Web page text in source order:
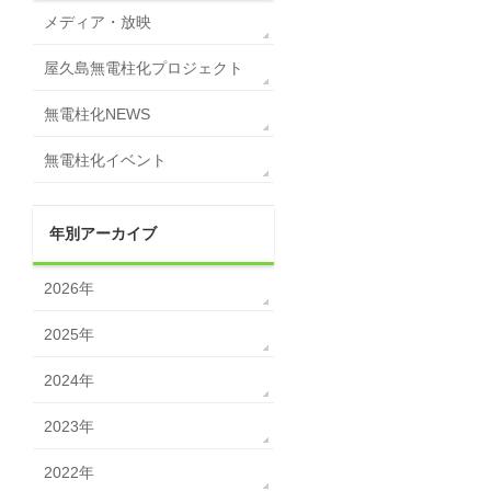
メディア・放映
屋久島無電柱化プロジェクト
無電柱化NEWS
無電柱化イベント
年別アーカイブ
2026年
2025年
2024年
2023年
2022年